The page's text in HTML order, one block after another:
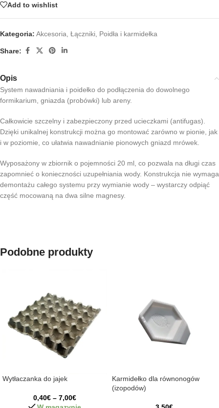
Add to wishlist
Kategoria: Akcesoria, Łączniki, Poidła i karmidełka
Share:
Opis
System nawadniania i poidełko do podłączenia do dowolnego
formikarium, gniazda (probówki) lub areny.
Całkowicie szczelny i zabezpieczony przed ucieczkami (antifugas).
Dzięki unikalnej konstrukcji można go montować zarówno w pionie, jak
i w poziomie, co ułatwia nawadnianie pionowych gniazd mrówek.
Wyposażony w zbiornik o pojemności 20 ml, co pozwala na długi czas
zapomnieć o konieczności uzupełniania wody. Konstrukcja nie wymaga
demontażu całego systemu przy wymianie wody – wystarczy odpiąć
część mocowaną na dwa silne magnesy.
Podobne produkty
Wytłaczanka do jajek
0,40€ – 7,00€
Karmidełko dla równonogów
(izopodów)